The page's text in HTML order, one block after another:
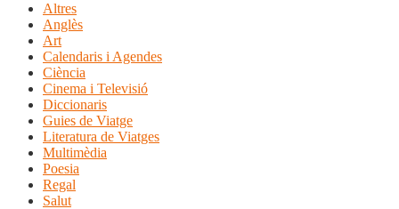
Altres
Anglès
Art
Calendaris i Agendes
Ciència
Cinema i Televisió
Diccionaris
Guies de Viatge
Literatura de Viatges
Multimèdia
Poesia
Regal
Salut